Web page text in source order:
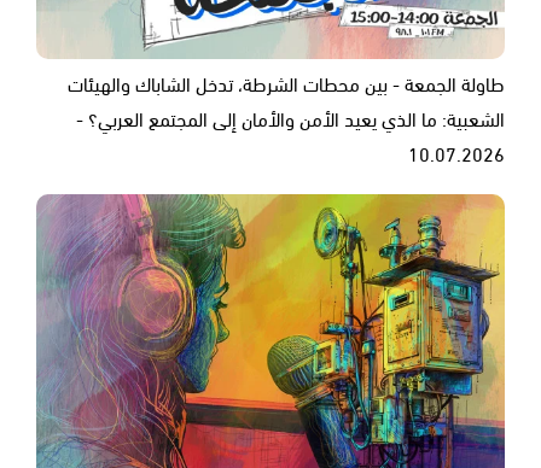
طاولة الجمعة - بين محطات الشرطة، تدخل الشاباك والهيئات
الشعبية: ما الذي يعيد الأمن والأمان إلى المجتمع العربي؟ -
10.07.2026